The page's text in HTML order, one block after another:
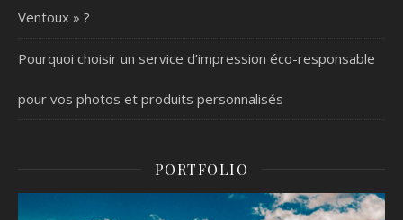
Ventoux » ?
Pourquoi choisir un service d’impression éco-responsable
pour vos photos et produits personnalisés
PORTFOLIO